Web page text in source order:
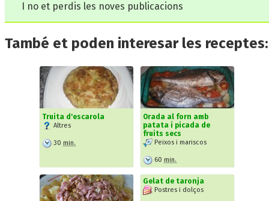
I no et perdis les noves publicacions
També et poden interesar les receptes:
Truita d'escarola
Altres
30 min.
Orada al forn amb
patata i picada de
fruits secs
Peixos i mariscos
60 min.
Gelat de taronja
Postres i dolços